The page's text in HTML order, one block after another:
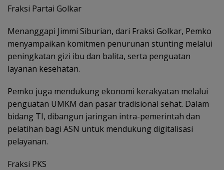
Fraksi Partai Golkar
Menanggapi Jimmi Siburian, dari Fraksi Golkar, Pemko
menyampaikan komitmen penurunan stunting melalui
peningkatan gizi ibu dan balita, serta penguatan
layanan kesehatan.
Pemko juga mendukung ekonomi kerakyatan melalui
penguatan UMKM dan pasar tradisional sehat. Dalam
bidang TI, dibangun jaringan intra-pemerintah dan
pelatihan bagi ASN untuk mendukung digitalisasi
pelayanan.
Fraksi PKS